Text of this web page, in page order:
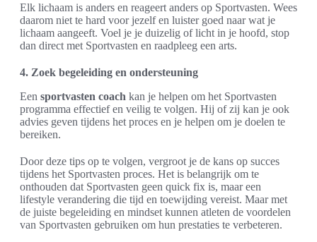
Elk lichaam is anders en reageert anders op Sportvasten. Wees
daarom niet te hard voor jezelf en luister goed naar wat je
lichaam aangeeft. Voel je je duizelig of licht in je hoofd, stop
dan direct met Sportvasten en raadpleeg een arts.
4. Zoek begeleiding en ondersteuning
Een sportvasten coach kan je helpen om het Sportvasten
programma effectief en veilig te volgen. Hij of zij kan je ook
advies geven tijdens het proces en je helpen om je doelen te
bereiken.
Door deze tips op te volgen, vergroot je de kans op succes
tijdens het Sportvasten proces. Het is belangrijk om te
onthouden dat Sportvasten geen quick fix is, maar een
lifestyle verandering die tijd en toewijding vereist. Maar met
de juiste begeleiding en mindset kunnen atleten de voordelen
van Sportvasten gebruiken om hun prestaties te verbeteren.